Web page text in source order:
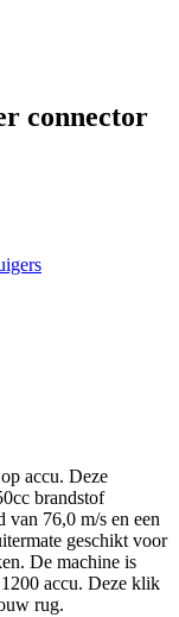
connector
accu. Deze
brandstof
van 76,0 m/s en een
geschikt voor
De machine is
accu. Deze klik
rug.